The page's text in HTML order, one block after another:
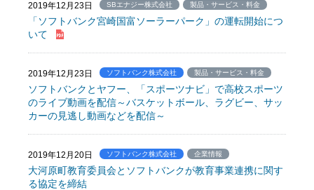
2019年12月23日 SBエナジー株式会社 製品・サービス・料金
「ソフトバンク宮崎国富ソーラーパーク」の運転開始につ
いて
2019年12月23日 ソフトバンク株式会社 製品・サービス・料金
ソフトバンクとヤフー、「スポーツナビ」で高校スポーツ
のライブ動画を配信～バスケットボール、ラグビー、サッ
カーの見逃し動画などを配信～
2019年12月20日 ソフトバンク株式会社 企業情報
大河原町教育委員会とソフトバンクが教育事業連携に関す
る協定を締結